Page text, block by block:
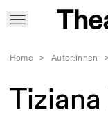
Home > Autor:innen >